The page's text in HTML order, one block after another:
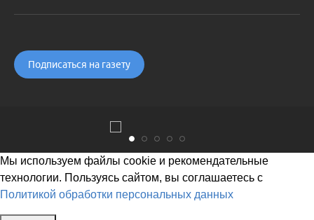
Подписаться на газету
Мы используем файлы cookie и рекомендательные
технологии. Пользуясь сайтом, вы соглашаетесь с
Политикой обработки персональных данных